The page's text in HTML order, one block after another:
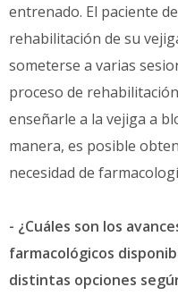
entrenado. El paciente
rehabilitación de su
someterse a varias
proceso de
enseñarle a la vejiga a
manera, es posible
necesidad de
- ¿Cuáles son los
farmacológicos
distintas opciones